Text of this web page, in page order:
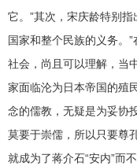
它。”其次，宋庆龄特别
国家和整个民族的义务。
社会，尚且可以理解，当
家面临沦为日本帝国的殖
念的儒教，无疑是为妥协
莫要于崇儒，所以只要尊
就成为了蒋介石“安内”而